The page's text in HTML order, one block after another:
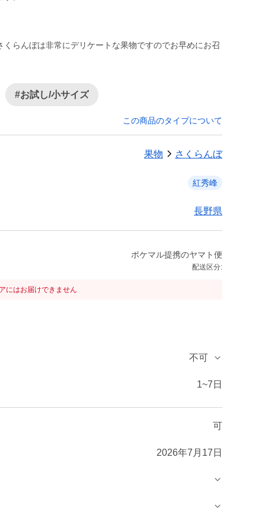
らんぼは非常にデリケートな果物ですのでお早めにお召
#お試し/小サイズ
この商品のタイプについて
果物 さくらんぼ
紅秀峰
長野県
ポケマル提携のヤマト便
配送区分:
にはお届けできません
不可
1~7日
可
2026年7月17日